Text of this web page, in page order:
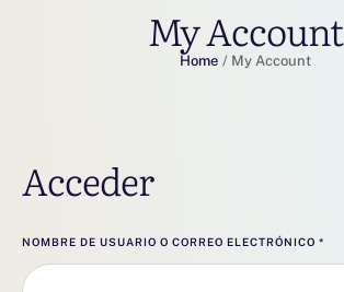
My Account
Home / My Account
Acceder
NOMBRE DE USUARIO O CORREO ELECTRÓNICO *